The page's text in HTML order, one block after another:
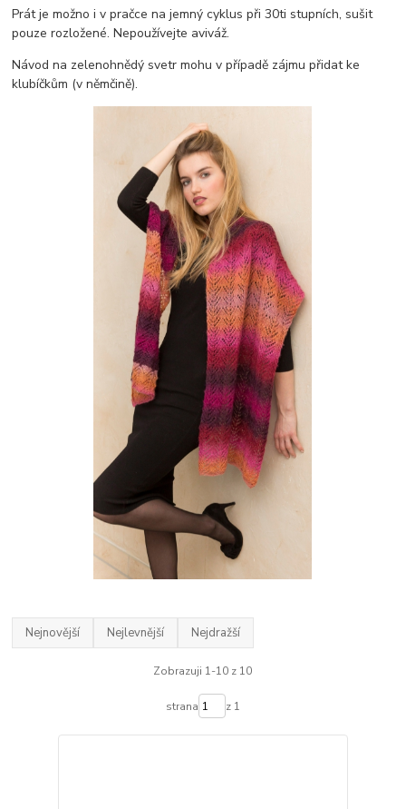
Prát je možno i v pračce na jemný cyklus při 30ti stupních, sušit
pouze rozložené. Nepoužívejte aviváž.
Návod na zelenohnědý svetr mohu v případě zájmu přidat ke
klubíčkům (v němčině).
Nejnovější Nejlevnější Nejdražší
Zobrazuji 1-10 z 10
strana z 1